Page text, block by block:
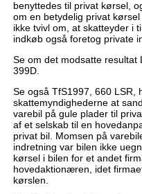
benyttedes til privat kørsel,
om en betydelig privat
ikke tvivl om, at skatteyder i
indkøb også foretog private
Se om det modsatte resultat
399D.
Se også TfS1997, 660 LSR,
skattemyndighederne at
varebil på gule plader til
af et selskab til en
privat bil. Momsen på
indretning var bilen ikke
kørsel i bilen for et andet
hovedaktionæren, idet
kørslen.